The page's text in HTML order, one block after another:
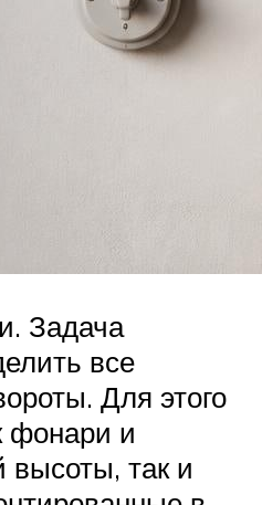
Задача
все
Для этого
фонари и
высоты, так и